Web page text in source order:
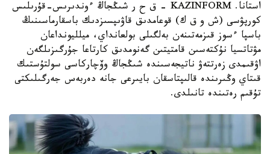
استانا. KAZINFORM – ق ح ر شىڭجاڭ ءوندىرىس-قۇرىلىس
كورپۋسى (ش و ق ك) قوعامدىق قاۋىپسىزدىك باسقارماسىنىڭ
باسپا ءسوز قىزمەتىنەن بەلگىلى بولعانداي، ميلليونداعان
مۋتاتسيا نۇكتەسىن قامتيتىن گەنومدىق كارتاعا جۇرگىزىلگەن
اۋقىمدى زەرتتەۋ ناتيجەسىندە شىڭجاڭ وۆچاركاسى سولتۇستىك
قىتاي وڭىرىندە قالىپتاسقان بايىرعى جانە دەربەس جەرگىلىكتى
تۇقىم رەتىندە تانىلدى.